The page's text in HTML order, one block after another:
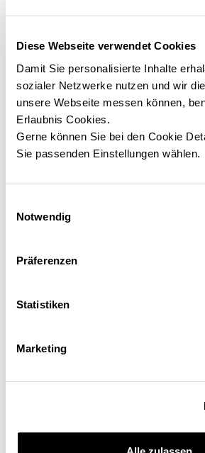
Diese Webseite verwendet Cookies
Damit Sie personalisierte Inhalte
sozialer Netzwerke nutzen und wir
unsere Webseite messen können,
Erlaubnis Cookies.
Gerne können Sie bei den Cookie
Sie passenden Einstellungen wählen.
Notwendig
Präferenzen
Statistiken
Marketing
große Produktvielfalt